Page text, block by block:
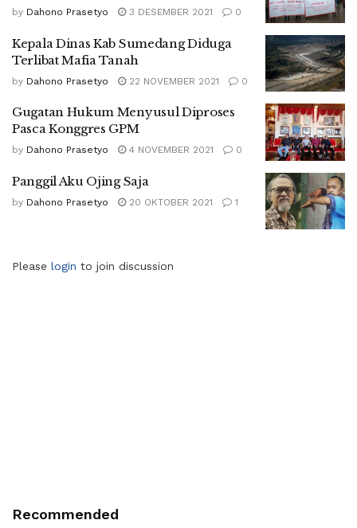
by Dahono Prasetyo 3 DESEMBER 2021 0
Kepala Dinas Kab Sumedang Diduga
Terlibat Mafia Tanah
by Dahono Prasetyo 22 NOVEMBER 2021 0
Gugatan Hukum Menyusul Diproses
Pasca Konggres GPM
by Dahono Prasetyo 4 NOVEMBER 2021 0
Panggil Aku Ojing Saja
by Dahono Prasetyo 20 OKTOBER 2021 1
Please login to join discussion
Recommended